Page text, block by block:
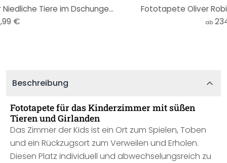
Fototapete fürs Kinderzimmer Niedliche Tiere im Dschungel - Oliver Robins - Rund - Selbstklebend/Vli
€
Fototapete Oliver
ab
Beschreibung
Fototapete für das Kinderzimmer mit süßen
Tieren und Girlanden
Das Zimmer der Kids ist ein Ort zum Spielen, Toben
und ein Rückzugsort zum Verweilen und Erholen.
Diesen Platz individuell und abwechselungsreich zu